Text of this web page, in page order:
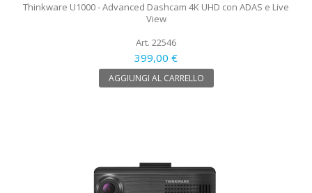
Thinkware U1000 - Advanced Dashcam 4K UHD con ADAS e Live
View
Art. 22546
399,00 €
AGGIUNGI AL CARRELLO